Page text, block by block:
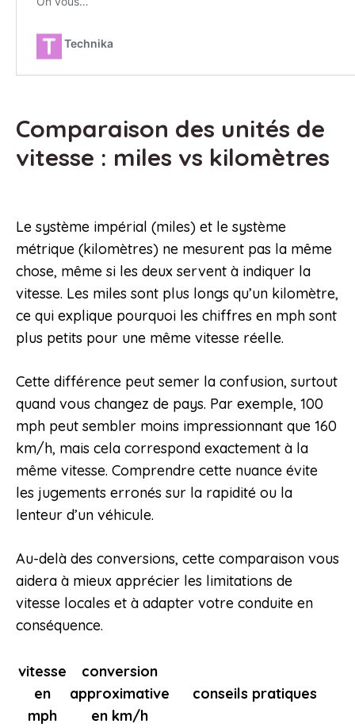
Comparaison des unités de
vitesse : miles vs kilomètres
Le système impérial (miles) et le système
métrique (kilomètres) ne mesurent pas la même
chose, même si les deux servent à indiquer la
vitesse. Les miles sont plus longs qu’un kilomètre,
ce qui explique pourquoi les chiffres en mph sont
plus petits pour une même vitesse réelle.
Cette différence peut semer la confusion, surtout
quand vous changez de pays. Par exemple, 100
mph peut sembler moins impressionnant que 160
km/h, mais cela correspond exactement à la
même vitesse. Comprendre cette nuance évite
les jugements erronés sur la rapidité ou la
lenteur d’un véhicule.
Au-delà des conversions, cette comparaison vous
aidera à mieux apprécier les limitations de
vitesse locales et à adapter votre conduite en
conséquence.
vitesse
en
mph
conversion
approximative
en km/h
conseils pratiques